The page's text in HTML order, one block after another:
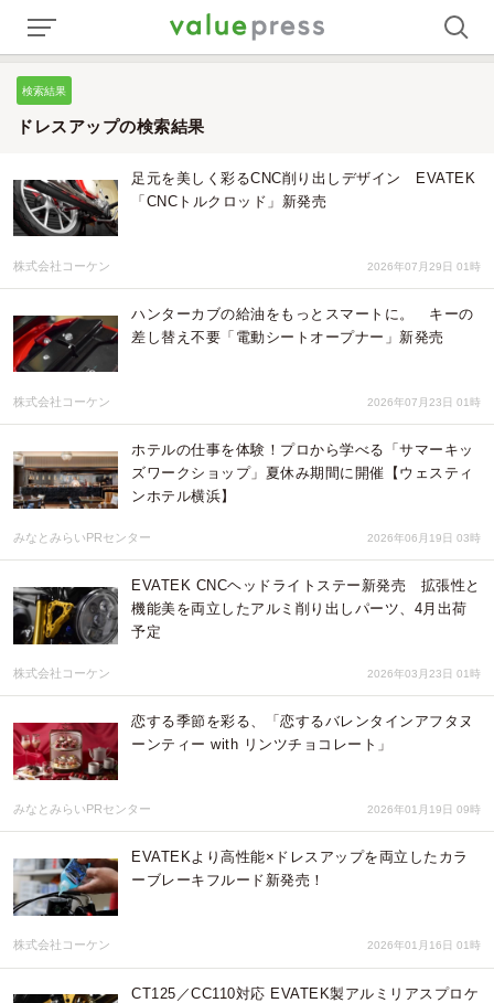
検索結果
ドレスアップの検索結果
足元を美しく彩るCNC削り出しデザイン EVATEK
「CNCトルクロッド」新発売
株式会社コーケン 2026年07月29日 01時
ハンターカブの給油をもっとスマートに。 キーの
差し替え不要「電動シートオープナー」新発売
株式会社コーケン 2026年07月23日 01時
ホテルの仕事を体験！プロから学べる「サマーキッ
ズワークショップ」夏休み期間に開催【ウェスティ
ンホテル横浜】
みなとみらいPRセンター 2026年06月19日 03時
EVATEK CNCヘッドライトステー新発売 拡張性と
機能美を両立したアルミ削り出しパーツ、4月出荷
予定
株式会社コーケン 2026年03月23日 01時
恋する季節を彩る、「恋するバレンタインアフタヌ
ーンティー with リンツチョコレート」
みなとみらいPRセンター 2026年01月19日 09時
EVATEKより高性能×ドレスアップを両立したカラ
ーブレーキフルード新発売！
株式会社コーケン 2026年01月16日 01時
CT125／CC110対応 EVATEK製アルミリアスプロケ